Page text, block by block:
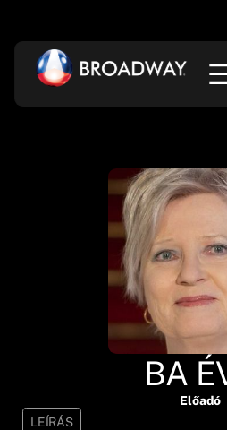
BA
Előadó
LEÍRÁS